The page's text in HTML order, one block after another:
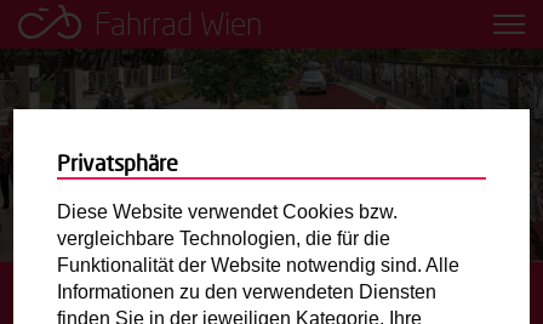
Fahrrad Wien
Leih dir einfach ein Transportfahrrad in deiner Nähe aus!
Mobilitätsbildung für Kinder und
Jugendliche
Radweg-Projektkarte
Routenplaner
STARTSEITE AKTUELLES
BAUSTART:
Privatsphäre
Diese Website verwendet Cookies bzw.
vergleichbare Technologien, die für die
Funktionalität der Website notwendig sind. Alle
Informationen zu den verwendeten Diensten
finden Sie in der jeweiligen Kategorie. Ihre